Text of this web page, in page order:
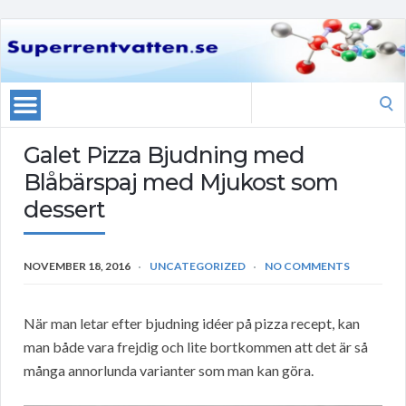
Galet Pizza Bjudning med
Blåbärspaj med Mjukost som
dessert
NOVEMBER 18, 2016 UNCATEGORIZED NO COMMENTS
När man letar efter bjudning idéer på pizza recept, kan
man både vara frejdig och lite bortkommen att det är så
många annorlunda varianter som man kan göra.